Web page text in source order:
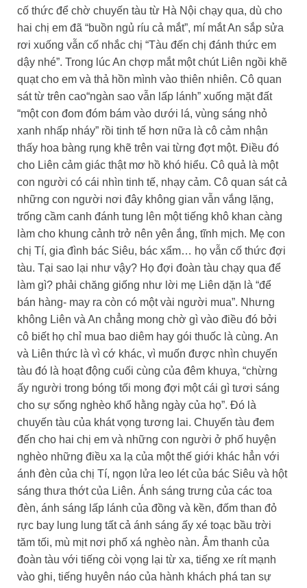
cố thức để chờ chuyến tàu từ Hà Nội chạy qua, dù cho
hai chị em đã “buồn ngủ ríu cả mắt”, mí mắt An sắp sửa
rơi xuống vẫn cố nhắc chị “Tàu đến chị đánh thức em
dậy nhé”. Trong lúc An chợp mắt một chút Liên ngồi khẽ
quạt cho em và thả hồn mình vào thiên nhiên. Cô quan
sát từ trên cao“ngàn sao vẫn lấp lánh” xuống mặt đất
“một con đom đóm bám vào dưới lá, vùng sáng nhỏ
xanh nhấp nháy” rồi tinh tế hơn nữa là cô cảm nhận
thấy hoa bàng rụng khẽ trên vai từng đợt một. Điều đó
cho Liên cảm giác thật mơ hồ khó hiểu. Cô quả là một
con người có cái nhìn tinh tế, nhạy cảm. Cô quan sát cả
những con người nơi đây không gian vẫn vắng lặng,
trống cầm canh đánh tung lên một tiếng khô khan càng
làm cho khung cảnh trở nên yên ắng, tĩnh mịch. Mẹ con
chị Tí, gia đình bác Siêu, bác xẩm… họ vẫn cố thức đợi
tàu. Tại sao lại như vậy? Họ đợi đoàn tàu chạy qua để
làm gì? phải chăng giống như lời mẹ Liên dặn là “để
bán hàng- may ra còn có một vài người mua”. Nhưng
không Liên và An chẳng mong chờ gì vào điều đó bởi
cô biết họ chỉ mua bao diêm hay gói thuốc là cùng. An
và Liên thức là vì cớ khác, vì muốn được nhìn chuyến
tàu đó là hoạt động cuối cùng của đêm khuya, “chừng
ấy người trong bóng tối mong đợi một cái gì tươi sáng
cho sự sống nghèo khổ hằng ngày của họ”. Đó là
chuyến tàu của khát vọng tương lai. Chuyến tàu đem
đến cho hai chị em và những con người ở phố huyện
nghèo những điều xa lạ của một thế giới khác hẳn với
ánh đèn của chị Tí, ngọn lửa leo lét của bác Siêu và hột
sáng thưa thớt của Liên. Ánh sáng trưng của các toa
đèn, ánh sáng lấp lánh của đồng và kền, đốm than đỏ
rực bay lung lung tất cả ánh sáng ấy xé toạc bầu trời
tăm tối, mù mịt nơi phố xá nghèo nàn. Âm thanh của
đoàn tàu với tiếng còi vọng lại từ xa, tiếng xe rít mạnh
vào ghi, tiếng huyên náo của hành khách phá tan sự